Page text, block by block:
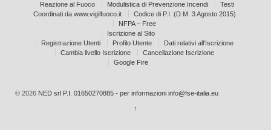
Reazione al Fuoco
Modulistica di Prevenzione Incendi
Testi
Coordinati da www.vigilfuoco.it
Codice di P.I. (D.M. 3 Agosto 2015)
NFPA – Free
Iscrizione al Sito
Registrazione Utenti
Profilo Utente
Dati relativi all’Iscrizione
Cambia livello Iscrizione
Cancellazione Iscrizione
Google Fire
© 2026 NED srl P.I. 01650270885 - per informazioni info@fse-italia.eu
↑